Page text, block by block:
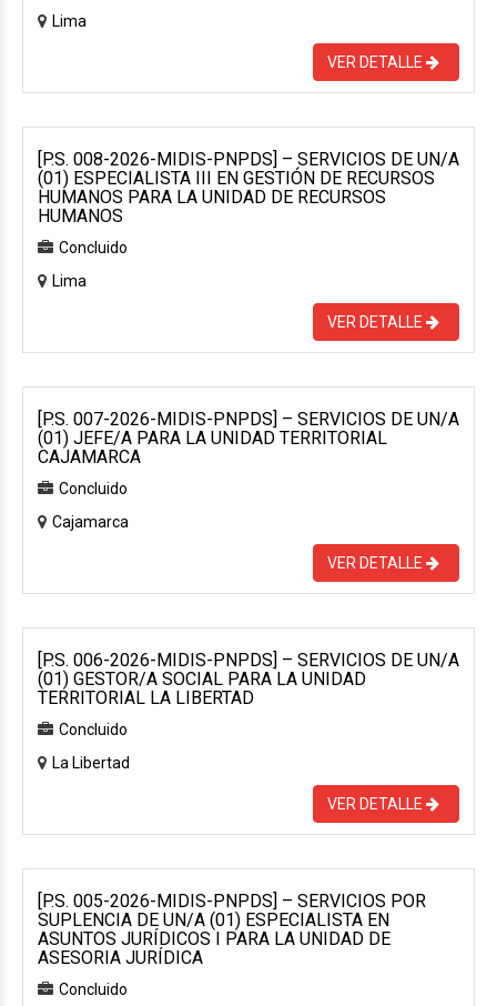
Lima
VER DETALLE
[P.S. 008-2026-MIDIS-PNPDS] – SERVICIOS DE UN/A
(01) ESPECIALISTA III EN GESTIÓN DE RECURSOS
HUMANOS PARA LA UNIDAD DE RECURSOS
HUMANOS
Concluido
Lima
VER DETALLE
[P.S. 007-2026-MIDIS-PNPDS] – SERVICIOS DE UN/A
(01) JEFE/A PARA LA UNIDAD TERRITORIAL
CAJAMARCA
Concluido
Cajamarca
VER DETALLE
[P.S. 006-2026-MIDIS-PNPDS] – SERVICIOS DE UN/A
(01) GESTOR/A SOCIAL PARA LA UNIDAD
TERRITORIAL LA LIBERTAD
Concluido
La Libertad
VER DETALLE
[P.S. 005-2026-MIDIS-PNPDS] – SERVICIOS POR
SUPLENCIA DE UN/A (01) ESPECIALISTA EN
ASUNTOS JURÍDICOS I PARA LA UNIDAD DE
ASESORIA JURÍDICA
Concluido